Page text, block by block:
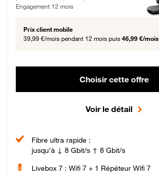
Engagement 12 mois
Prix client mobile
39,99 €/mois pendant 12 mois puis 46,99 €/mois
Choisir cette offre
Voir le détail
Fibre ultra rapide :
jusqu'à ↓ 8 Gbit/s ↑ 8 Gbit/s
Livebox 7 : Wifi 7 + 1 Répéteur Wifi 7